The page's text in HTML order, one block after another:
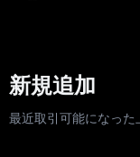
新規追加
最近取引可能になった